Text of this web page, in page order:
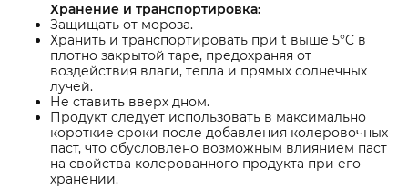
Хранение и транспортировка:
Защищать от мороза.
Хранить и транспортировать при t выше 5°C в
плотно закрытой таре, предохраняя от
воздействия влаги, тепла и прямых солнечных
лучей.
Не ставить вверх дном.
Продукт следует использовать в максимально
короткие сроки после добавления колеровочных
паст, что обусловлено возможным влиянием паст
на свойства колерованного продукта при его
хранении.